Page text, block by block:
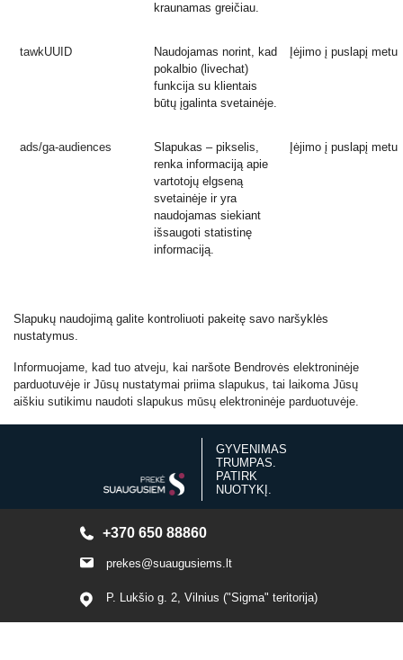
kraunamas greičiau.
tawkUUID
Naudojamas norint, kad
pokalbio (livechat)
funkcija su klientais
būtų įgalinta svetainėje.
Įėjimo į puslapį metu
ads/ga-audiences
Slapukas – pikselis,
renka informaciją apie
vartotojų elgseną
svetainėje ir yra
naudojamas siekiant
išsaugoti statistinę
informaciją.
Įėjimo į puslapį metu
Slapukų naudojimą galite kontroliuoti pakeitę savo naršyklės
nustatymus.
Informuojame, kad tuo atveju, kai naršote Bendrovės elektroninėje
parduotuvėje ir Jūsų nustatymai priima slapukus, tai laikoma Jūsų
aiškiu sutikimu naudoti slapukus mūsų elektroninėje parduotuvėje.
GYVENIMAS
TRUMPAS.
PATIRK
NUOTYKĮ.
+370 650 88860
prekes@suaugusiems.lt
P. Lukšio g. 2, Vilnius ("Sigma" teritorija)